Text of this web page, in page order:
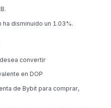
ha disminuido un 1.03%.
convertir
en DOP
de Bybit para comprar,